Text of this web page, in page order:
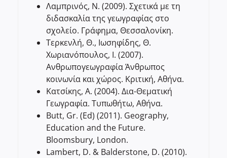
Λαμπρινός, Ν. (2009). Σχετικά με τη
διδασκαλία της γεωγραφίας στο
σχολείο. Γράφημα, Θεσσαλονίκη.
Τερκενλή, Θ., Ιωσηφίδης, Θ.
Χωριανόπουλος, Ι. (2007).
Ανθρωπογεωγραφία Άνθρωπος
κοινωνία και χώρος. Κριτική, Αθήνα.
Κατσίκης, Α. (2004). Δια-Θεματική
Γεωγραφία. Τυπωθήτω, Αθήνα.
Butt, Gr. (Ed) (2011). Geography,
Education and the Future.
Bloomsbury, London.
Lambert, D. & Balderstone, D. (2010).